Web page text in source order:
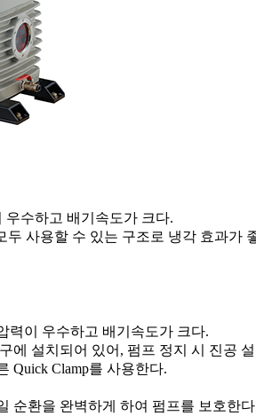
우수하고 배기속도가 크다.
사용할 수 있는 구조로 냉각 효과가
력이 우수하고 배기속도가 크다.
에 설치되어 있어, 펌프 정지 시 진공
Quick Clamp를 사용한다.
순환을 완벽하게 하여 펌프를 보호한